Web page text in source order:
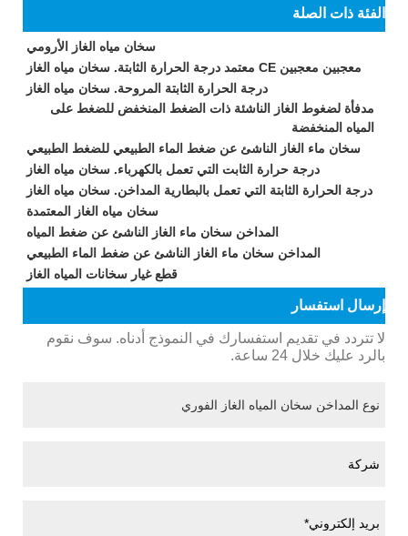
الفئة ذات الصلة
سخان مياه الغاز الأرومي
معجبين معجبين CE معتمد درجة الحرارة الثابتة. سخان مياه الغاز
درجة الحرارة الثابتة المروحة. سخان مياه الغاز
مدفأة لضغوط الغاز الناشئة ذات الضغط المنخفض للضغط على
المياه المنخفضة
سخان ماء الغاز الناشئ عن ضغط الماء الطبيعي للضغط الطبيعي
درجة حرارة الثابت التي تعمل بالكهرباء. سخان مياه الغاز
درجة الحرارة الثابتة التي تعمل بالبطارية المداخن. سخان مياه الغاز
سخان مياه الغاز المعتمدة
المداخن سخان ماء الغاز الناشئ عن ضغط المياه
المداخن سخان ماء الغاز الناشئ عن ضغط الماء الطبيعي
قطع غيار سخانات المياه الغاز
إرسال استفسار
لا تتردد في تقديم استفسارك في النموذج أدناه. سوف نقوم
بالرد عليك خلال 24 ساعة.